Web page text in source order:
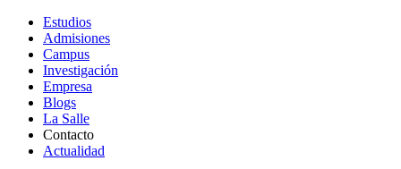
Estudios
Admisiones
Campus
Investigación
Empresa
Blogs
La Salle
Contacto
Actualidad